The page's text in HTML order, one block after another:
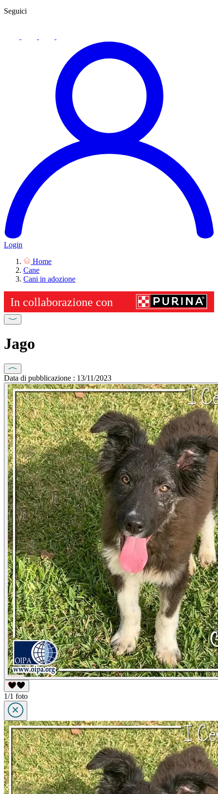
Seguici
Login
Home
Cane
Cani in adozione
Jago
Data di pubblicazione : 13/11/2023
1/1 foto